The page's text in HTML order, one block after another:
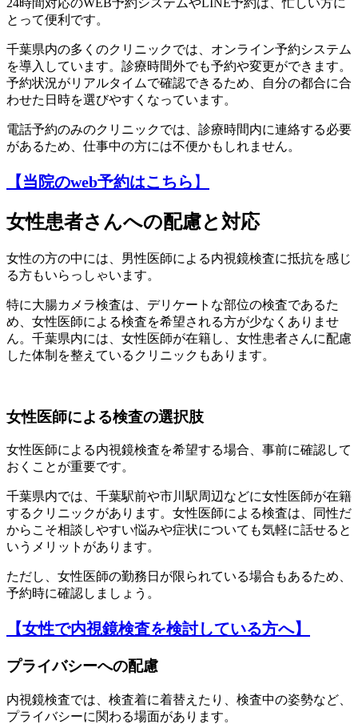
とって便利です。
千葉県内の多くのクリニックでは、オンライン予約システム
を導入しています。診療時間外でも予約や変更ができます。
予約状況がリアルタイムで確認できるため、自分の都合に合
わせた日時を選びやすくなっています。
電話予約のみのクリニックでは、診療時間内に連絡する必要
があるため、仕事中の方には不便かもしれません。
【当院のweb予約はこちら 】
女性患者さんへの配慮と対応
女性の方の中には、男性医師による内視鏡検査に抵抗を感じ
る方もいらっしゃいます。
特に大腸カメラ検査は、デリケートな部位の検査であるた
め、女性医師による検査を希望される方が少なくありませ
ん。千葉県内には、女性医師が在籍し、女性患者さんに配慮
した体制を整えているクリニックもあります。
女性医師による検査の選択肢
女性医師による内視鏡検査を希望する場合、事前に確認して
おくことが重要です。
千葉県内では、千葉駅前や市川駅周辺などに女性医師が在籍
するクリニックがあります。女性医師による検査は、同性だ
からこそ相談しやすい悩みや症状についても気軽に話せると
いうメリットがあります。
ただし、女性医師の勤務日が限られている場合もあるため、
予約時に確認しましょう。
【女性で内視鏡検査を検討している方へ】
プライバシーへの配慮
内視鏡検査では、検査着に着替えたり、検査中の姿勢など、
プライバシーに関わる場面があります。